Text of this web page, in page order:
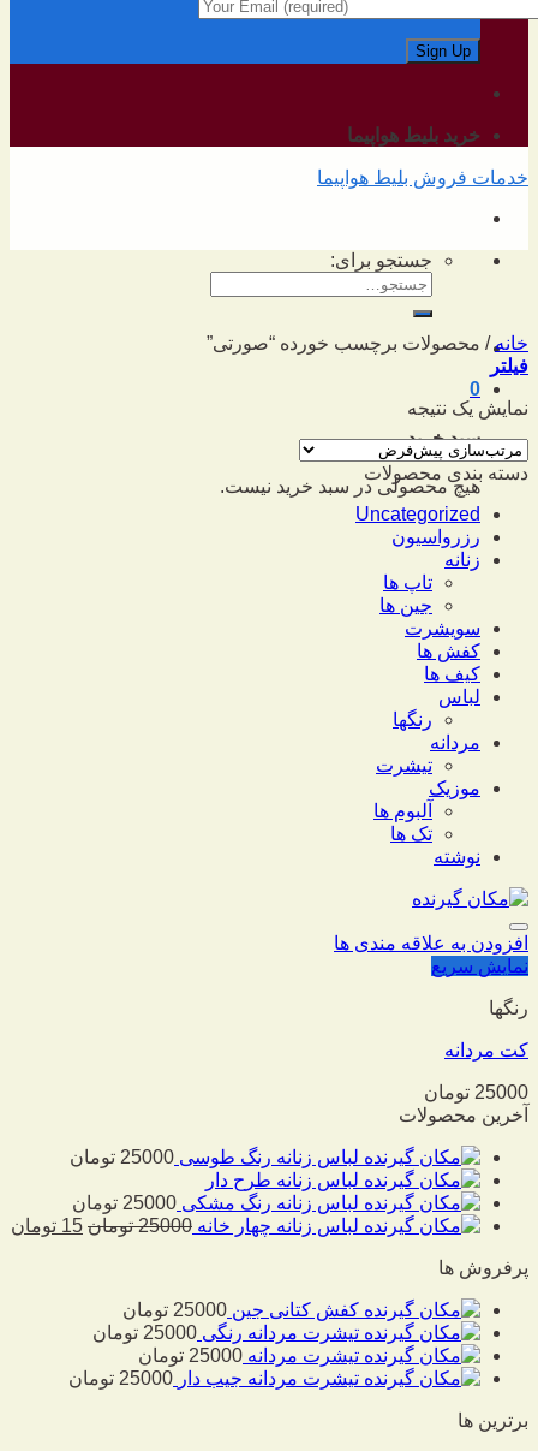
خرید بلیط هواپیما
خدمات فروش بلیط هواپیما
جستجو برای:
0
سبد خرید
هیچ محصولی در سبد خرید نیست.
خانه / محصولات برچسب خورده “صورتی”
فیلتر
نمایش یک نتیجه
دسته بندی محصولات
Uncategorized
رزرواسیون
زنانه
تاپ ها
جین ها
سویشرت
کفش ها
کیف ها
لباس
رنگها
مردانه
تیشرت
موزیک
آلبوم ها
تک ها
نوشته
افزودن به علاقه مندی ها
نمایش سریع
رنگها
کت مردانه
25000 تومان
آخرین محصولات
لباس زنانه رنگ طوسی 25000 تومان
لباس زنانه طرح دار
لباس زنانه رنگ مشکی 25000 تومان
لباس زنانه چهار خانه 25000 تومان 15 تومان
پرفروش ها
کفش کتانی جین 25000 تومان
تیشرت مردانه رنگی 25000 تومان
تیشرت مردانه 25000 تومان
تیشرت مردانه جیب دار 25000 تومان
برترین ها